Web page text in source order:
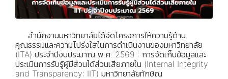
สำนักงานมหาวิทยาลัยได้จัดโครงการให้ความรู้ด้าน
คุณธรรมและความโปร่งใสในการดำเนินงานของมหาวิทยาลัย
(ITA) ประจำปีงบประมาณ พ.ศ. 2569 : การจัดเก็บข้อมูลและ
ประเมินการรับรู้ผู้มีส่วนได้ส่วนเสียภายใน (Internal Integrity
and Transparency: IIT) มหาวิทยาลัยทักษิณ